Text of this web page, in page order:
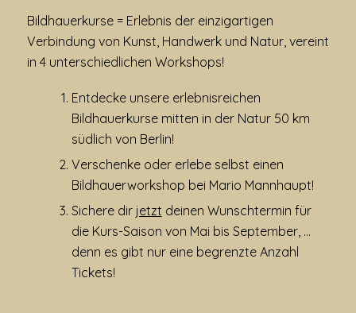
Bildhauerkurse = Erlebnis der einzigartigen
Verbindung von Kunst, Handwerk und Natur, vereint
in 4 unterschiedlichen Workshops!
Entdecke unsere erlebnisreichen
Bildhauerkurse mitten in der Natur 50 km
südlich von Berlin!
Verschenke oder erlebe selbst einen
Bildhauerworkshop bei Mario Mannhaupt!
Sichere dir jetzt deinen Wunschtermin für
die Kurs-Saison von Mai bis September, …
denn es gibt nur eine begrenzte Anzahl
Tickets!